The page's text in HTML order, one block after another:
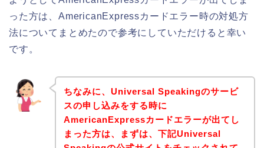
った方は、AmericanExpressカードエラー時の対処方
法についてまとめたので参考にしていただけると幸い
です。
ちなみに、Universal Speakingのサービ
スの申し込みをする時に
AmericanExpressカードエラーが出てし
まった方は、まずは、下記Universal